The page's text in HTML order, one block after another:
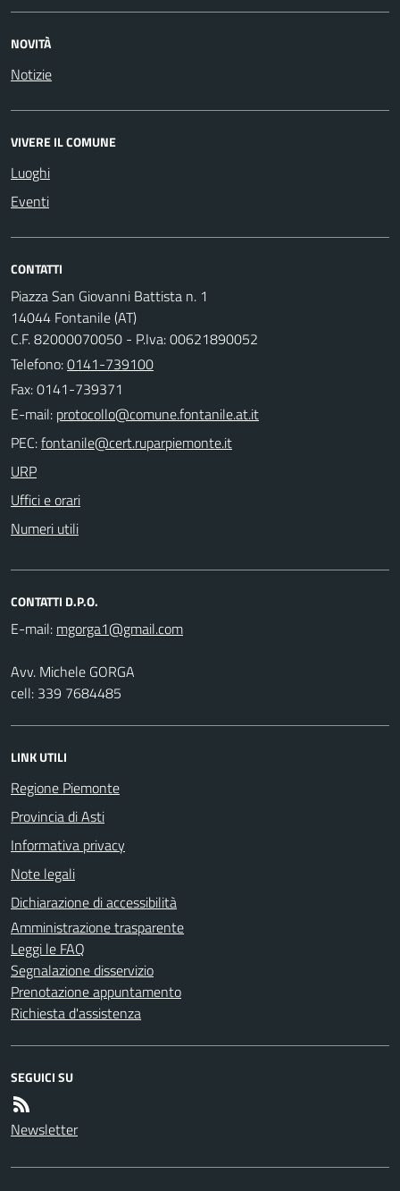
NOVITÀ
Notizie
VIVERE IL COMUNE
Luoghi
Eventi
CONTATTI
Piazza San Giovanni Battista n. 1
14044 Fontanile (AT)
C.F. 82000070050 - P.Iva: 00621890052
Telefono:0141-739100
Fax: 0141-739371
E-mail:
PEC:
URP
Uffici e orari
Numeri utili
CONTATTI D.P.O.
E-mail:
Avv. Michele GORGA
cell: 339 7684485
LINK UTILI
Regione Piemonte
Provincia di Asti
Informativa privacy
Note legali
Dichiarazione di accessibilità
Amministrazione trasparente
Leggi le FAQ
Segnalazione disservizio
Prenotazione appuntamento
Richiesta d'assistenza
SEGUICI SU
Newsletter